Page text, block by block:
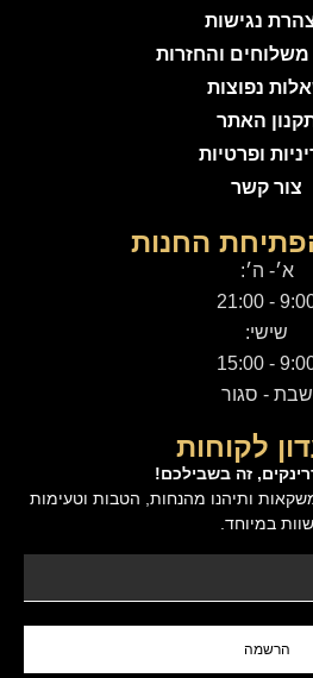
נגישות
משלוחים והחזרות
נפוצות
האתר
ופרטיות
צור קשר
החנות
א׳- ה׳:
9:00 -
שישי:
9:00 -
שבת - סגור
לקוחות
זה בשבילכם!
ותיהנו מהנחות, הטבות וטעימות
שוות במיוחד.
הרשמה